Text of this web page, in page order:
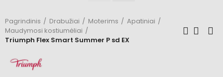
Pagrindinis Drabužiai Moterims
Apatiniai
Maudymosi kostiumėliai
Triumph Flex Smart Summer P sd EX